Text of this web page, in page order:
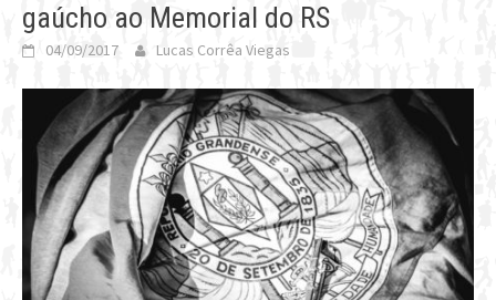
gaúcho ao Memorial do RS
04/09/2017 Lucas Corrêa Viegas